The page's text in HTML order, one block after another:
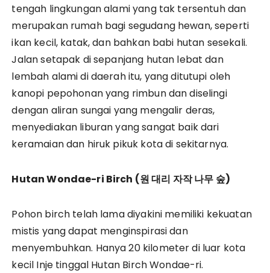
tengah lingkungan alami yang tak tersentuh dan
merupakan rumah bagi segudang hewan, seperti
ikan kecil, katak, dan bahkan babi hutan sesekali.
Jalan setapak di sepanjang hutan lebat dan
lembah alami di daerah itu, yang ditutupi oleh
kanopi pepohonan yang rimbun dan diselingi
dengan aliran sungai yang mengalir deras,
menyediakan liburan yang sangat baik dari
keramaian dan hiruk pikuk kota di sekitarnya.
Hutan Wondae-ri Birch (원대리 자작나무 숲)
Pohon birch telah lama diyakini memiliki kekuatan
mistis yang dapat menginspirasi dan
menyembuhkan. Hanya 20 kilometer di luar kota
kecil Inje tinggal Hutan Birch Wondae-ri.